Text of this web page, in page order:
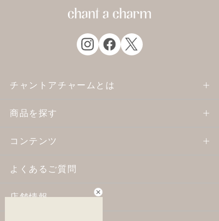
チャントアチャームとは
商品を探す
コンテンツ
よくあるご質問
店舗情報